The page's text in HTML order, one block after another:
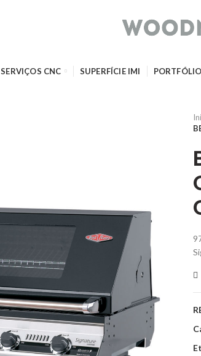
SERVIÇOS CNC SUPERFÍCIE IMI PORTFÓLIO